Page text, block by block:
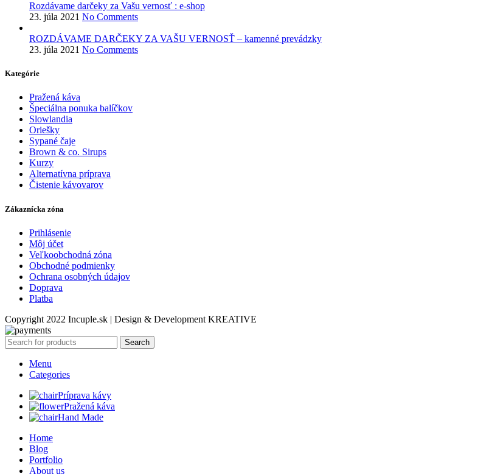
Rozdávame darčeky za Vašu vernosť : e-shop
23. júla 2021 No Comments
ROZDÁVAME DARČEKY ZA VAŠU VERNOSŤ – kamenné prevádzky
23. júla 2021 No Comments
Kategórie
Pražená káva
Špeciálna ponuka balíčkov
Slowlandia
Oriešky
Sypané čaje
Brown & co. Sirups
Kurzy
Alternatívna príprava
Čistenie kávovarov
Zákaznícka zóna
Prihlásenie
Môj účet
Veľkoobchodná zóna
Obchodné podmienky
Ochrana osobných údajov
Doprava
Platba
Copyright 2022 Incuple.sk | Design & Development KREATIVE
Search
Menu
Categories
Príprava kávy
Pražená káva
Hand Made
Home
Blog
Portfolio
About us